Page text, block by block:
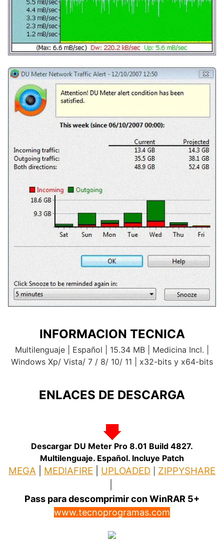
INFORMACION TECNICA
Multilenguaje | Español | 15.34 MB | Medicina Incl. |
Windows Xp/ Vista/ 7 / 8/ 10/ 11 | x32-bits y x64-bits
ENLACES DE DESCARGA
Descargar DU Meter Pro 8.01 Build 4827.
Multilenguaje. Español. Incluye Patch
MEGA MEDIAFIRE UPLOADED
ZIPPYSHARE
Pass para descomprimir con WinRAR 5+
www.tecnoprogramas.com